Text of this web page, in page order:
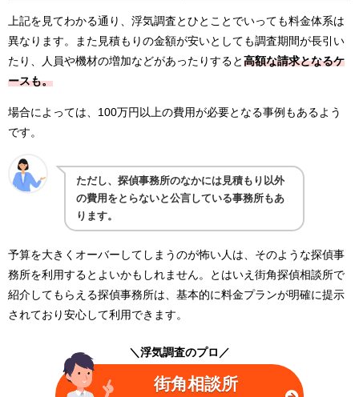
上記を見てわかる通り、浮気調査とひとことでいっても料金体系は
異なります。また見積もりの金額が安いとしても調査期間が長引い
たり、人員や機材の増加などがあったりすると 高額な請求となるケ
ースも。
場合によっては、100万円以上の費用が必要となる事例もあるよう
です。
ただし、探偵事務所のなかには見積もり以外
の費用をとらないと公言している事務所もあ
ります。
予算を大きくオーバーしてしまうのが怖い人は、そのような探偵事
務所を利用するとよいかもしれません。とはいえ街角探偵相談所で
紹介してもらえる探偵事務所は、基本的に料金プランが明確に提示
されており安心して利用できます。
＼浮気調査のプロ／
街角相談所